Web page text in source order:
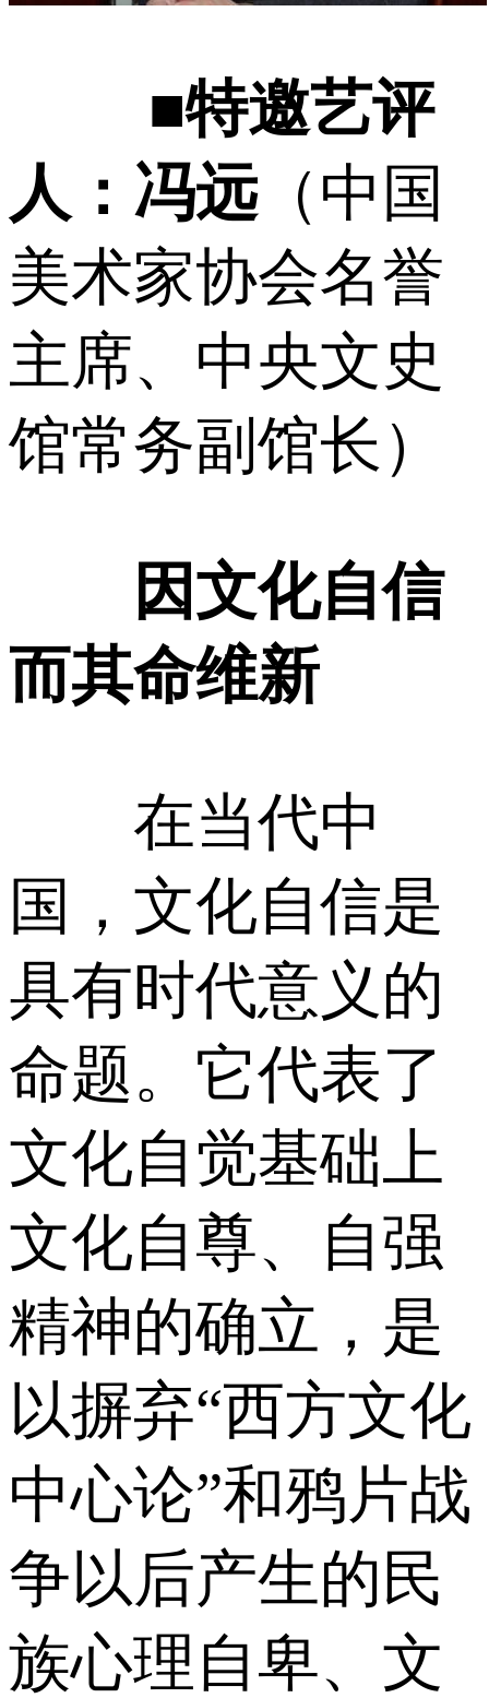
■特邀艺评
人：冯远（中国
美术家协会名誉
主席、中央文史
馆常务副馆长）
因文化自信
而其命维新
在当代中
国，文化自信是
具有时代意义的
命题。它代表了
文化自觉基础上
文化自尊、自强
精神的确立，是
以摒弃“西方文化
中心论”和鸦片战
争以后产生的民
族心理自卑、文